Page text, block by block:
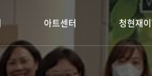
아트센터 청현재